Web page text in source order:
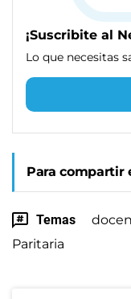
¡Suscribite al
Lo que necesitas
Para compartir
Temas
Paritaria